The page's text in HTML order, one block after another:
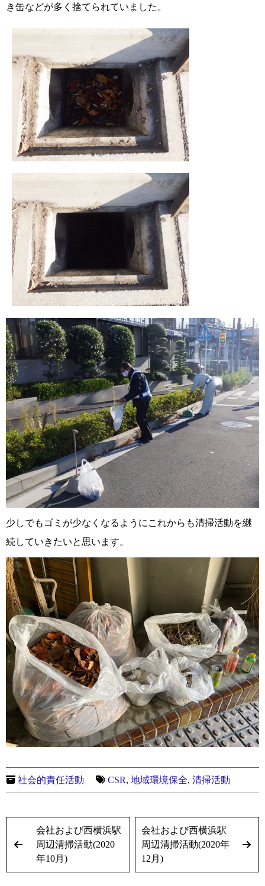
き缶などが多く捨てられていました。
少しでもゴミが少なくなるようにこれからも清掃活動を継
続していきたいと思います。
社会的責任活動 CSR, 地域環境保全, 清掃活動
会社および西横浜駅
周辺清掃活動(2020
年10月)
会社および西横浜駅
周辺清掃活動(2020年
12月)